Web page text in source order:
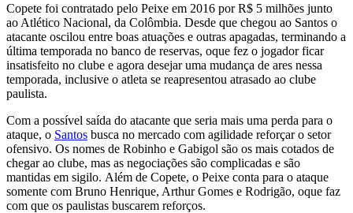
Copete foi contratado pelo Peixe em 2016 por R$ 5 milhões junto
ao Atlético Nacional, da Colômbia. Desde que chegou ao Santos o
atacante oscilou entre boas atuações e outras apagadas, terminando a
última temporada no banco de reservas, oque fez o jogador ficar
insatisfeito no clube e agora desejar uma mudança de ares nessa
temporada, inclusive o atleta se reapresentou atrasado ao clube
paulista.
Com a possível saída do atacante que seria mais uma perda para o
ataque, o Santos busca no mercado com agilidade reforçar o setor
ofensivo. Os nomes de Robinho e Gabigol são os mais cotados de
chegar ao clube, mas as negociações são complicadas e são
mantidas em sigilo. Além de Copete, o Peixe conta para o ataque
somente com Bruno Henrique, Arthur Gomes e Rodrigão, oque faz
com que os paulistas buscarem reforços.